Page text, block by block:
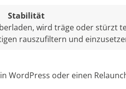
Stabilität
wird träge oder stürzt
rauszufiltern und
WordPress oder einen